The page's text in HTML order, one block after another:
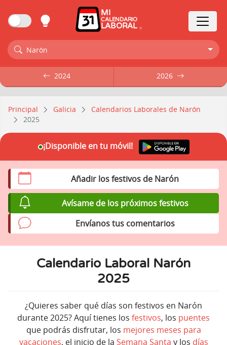
MI
CALENDARIO
LABORAL
Narón
Principal Galicia
Calendarios Laborales de Narón
2025
Calendario Laboral Narón
2025
¿Quieres saber qué días son festivos en Narón
durante 2025? Aquí tienes los festivos, los puentes
que podrás disfrutar, los mejores meses para
vacaciones, el inicio de la Semana Santa y los días
2024 2026
2024 2026
Añadir los festivos de Narón
Avísame de los próximos festivos
Envíanos tus comentarios
¡Disponible en tu móvil!